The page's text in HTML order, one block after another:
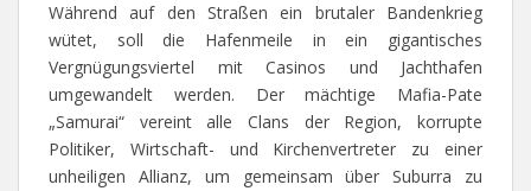
Während auf den Straßen ein brutaler Bandenkrieg
wütet, soll die Hafenmeile in ein gigantisches
Vergnügungsviertel mit Casinos und Jachthafen
umgewandelt werden. Der mächtige Mafia-Pate
„Samurai“ vereint alle Clans der Region, korrupte
Politiker, Wirtschaft- und Kirchenvertreter zu einer
unheiligen Allianz, um gemeinsam über Suburra zu